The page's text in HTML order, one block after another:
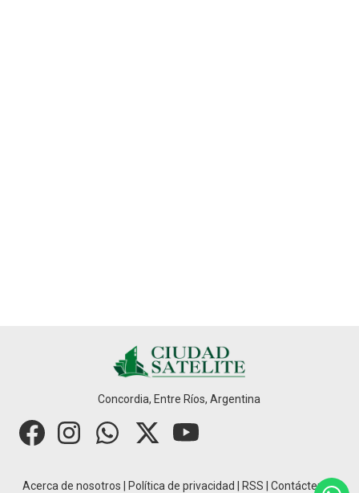
Concordia, Entre Ríos, Argentina
Acerca de nosotros Política de privacidad RSS |Contáctenos